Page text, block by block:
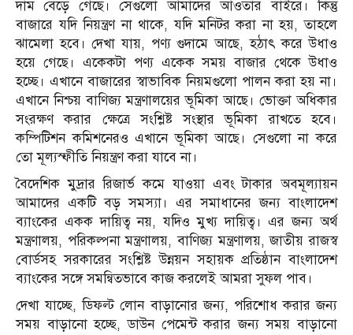
দাম বেড়ে গেছে। সেগুলো আমাদের আওতার বাইরে। কিন্তু
বাজারে যদি নিয়ন্ত্রণ না থাকে, যদি মনিটর করা না হয়, তাহলে
ঝামেলা হবে। দেখা যায়, পণ্য গুদামে আছে, হঠাৎ করে উধাও
হয়ে গেছে। একেকটা পণ্য একেক সময় বাজার থেকে উধাও
হচ্ছে। এখানে বাজারের স্বাভাবিক নিয়মগুলো পালন করা হয় না।
এখানে নিশ্চয় বাণিজ্য মন্ত্রণালয়ের ভূমিকা আছে। ভোক্তা অধিকার
সংরক্ষণ করার ক্ষেত্রে সংশ্লিষ্ট সংস্থার ভূমিকা রাখতে হবে।
কম্পিটিশন কমিশনেরও এখানে ভূমিকা আছে। সেগুলো না করে
তো মূল্যস্ফীতি নিয়ন্ত্রণ করা যাবে না।
বৈদেশিক মুদ্রার রিজার্ভ কমে যাওয়া এবং টাকার অবমূল্যায়ন
আমাদের একটি বড় সমস্যা। এর সমাধানের জন্য বাংলাদেশ
ব্যাংকের একক দায়িত্ব নয়, যদিও মুখ্য দায়িত্ব। এর জন্য অর্থ
মন্ত্রণালয়, পরিকল্পনা মন্ত্রণালয়, বাণিজ্য মন্ত্রণালয়, জাতীয় রাজস্ব
বোর্ডসহ সরকারের সংশ্লিষ্ট উন্নয়ন সহায়ক প্রতিষ্ঠান বাংলাদেশ
ব্যাংকের সঙ্গে সমন্বিতভাবে কাজ করলেই আমরা সুফল পাব।
দেখা যাচ্ছে, ডিফল্ট লোন বাড়ানোর জন্য, পরিশোধ করার জন্য
সময় বাড়ানো হচ্ছে, ডাউন পেমেন্ট করার জন্য সময় বাড়ানো